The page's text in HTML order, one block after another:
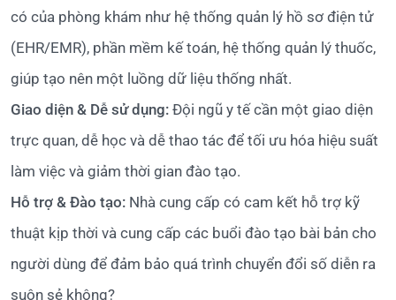
có của phòng khám như hệ thống quản lý hồ sơ điện tử
(EHR/EMR), phần mềm kế toán, hệ thống quản lý thuốc,
giúp tạo nên một luồng dữ liệu thống nhất.
Giao diện & Dễ sử dụng: Đội ngũ y tế cần một giao diện
trực quan, dễ học và dễ thao tác để tối ưu hóa hiệu suất
làm việc và giảm thời gian đào tạo.
Hỗ trợ & Đào tạo: Nhà cung cấp có cam kết hỗ trợ kỹ
thuật kịp thời và cung cấp các buổi đào tạo bài bản cho
người dùng để đảm bảo quá trình chuyển đổi số diễn ra
suôn sẻ không?